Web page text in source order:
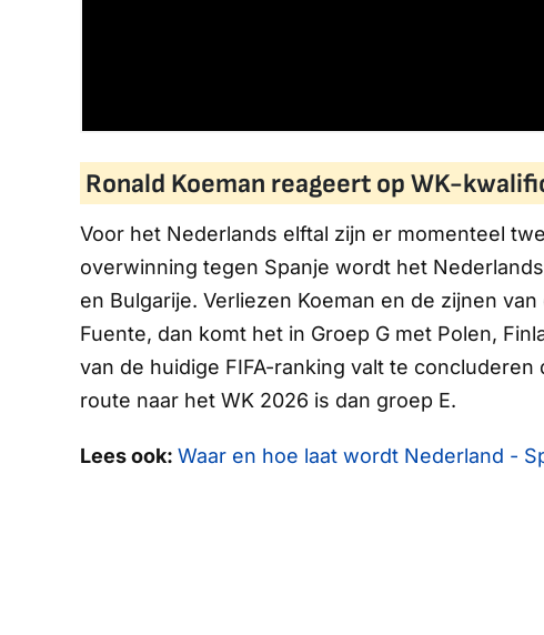
Ronald Koeman reageert op WK-
Voor het Nederlands elftal zijn er momenteel
overwinning tegen Spanje wordt het
en Bulgarije. Verliezen Koeman en de zijnen
Fuente, dan komt het in Groep G met Polen,
van de huidige FIFA-ranking valt te
route naar het WK 2026 is dan groep E.
Lees ook: Waar en hoe laat wordt Nederland -